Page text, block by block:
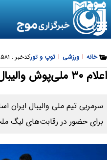
خانه | ورزشی | توپ و تورکدخبر :
اعلام ۳۰ ملی‌پوش والیبال ایران برای لیگ‌ملت‌ها
سرمربی تیم ملی والیبال ایران
برای حضور در رقابت‌های لیگ ملت‌های ۲۰۲۶